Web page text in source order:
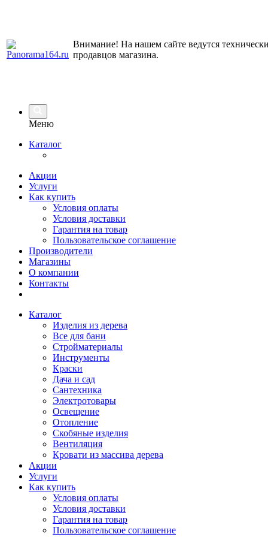
Внимание! На нашем сайте ведутся
продавцов магазина.
Меню
Каталог
Акции
Услуги
Как купить
Условия оплаты
Условия доставки
Гарантия на товар
Пользовательское соглашение
Производители
Магазины
О компании
Контакты
Каталог
Изделия из дерева
Все для бани
Стройматериалы
Инструменты
Краски
Дача и сад
Сантехника
Электротовары
Освещение
Отопление
Скобяные изделия
Вентиляция
Кровати из массива дерева
Акции
Услуги
Как купить
Условия оплаты
Условия доставки
Гарантия на товар
Пользовательское соглашение